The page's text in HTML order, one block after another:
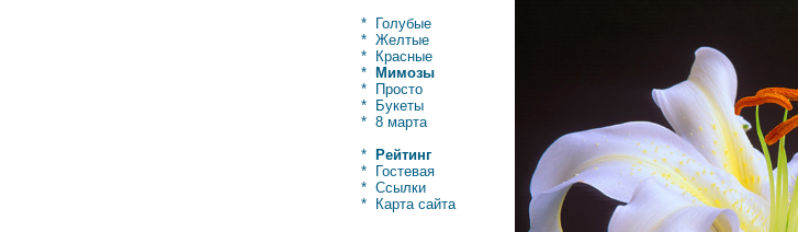
*
Голубые
* Желтые
*
Красные
*
Мимозы
*
Просто
*
Букеты
* 8 марта
*
Рейтинг
*
Гостевая
* Ссылки
*
Карта сайта